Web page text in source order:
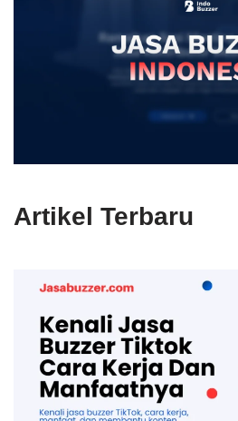
Artikel Terbaru